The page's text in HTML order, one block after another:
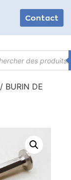
Contact
/ BURIN DE